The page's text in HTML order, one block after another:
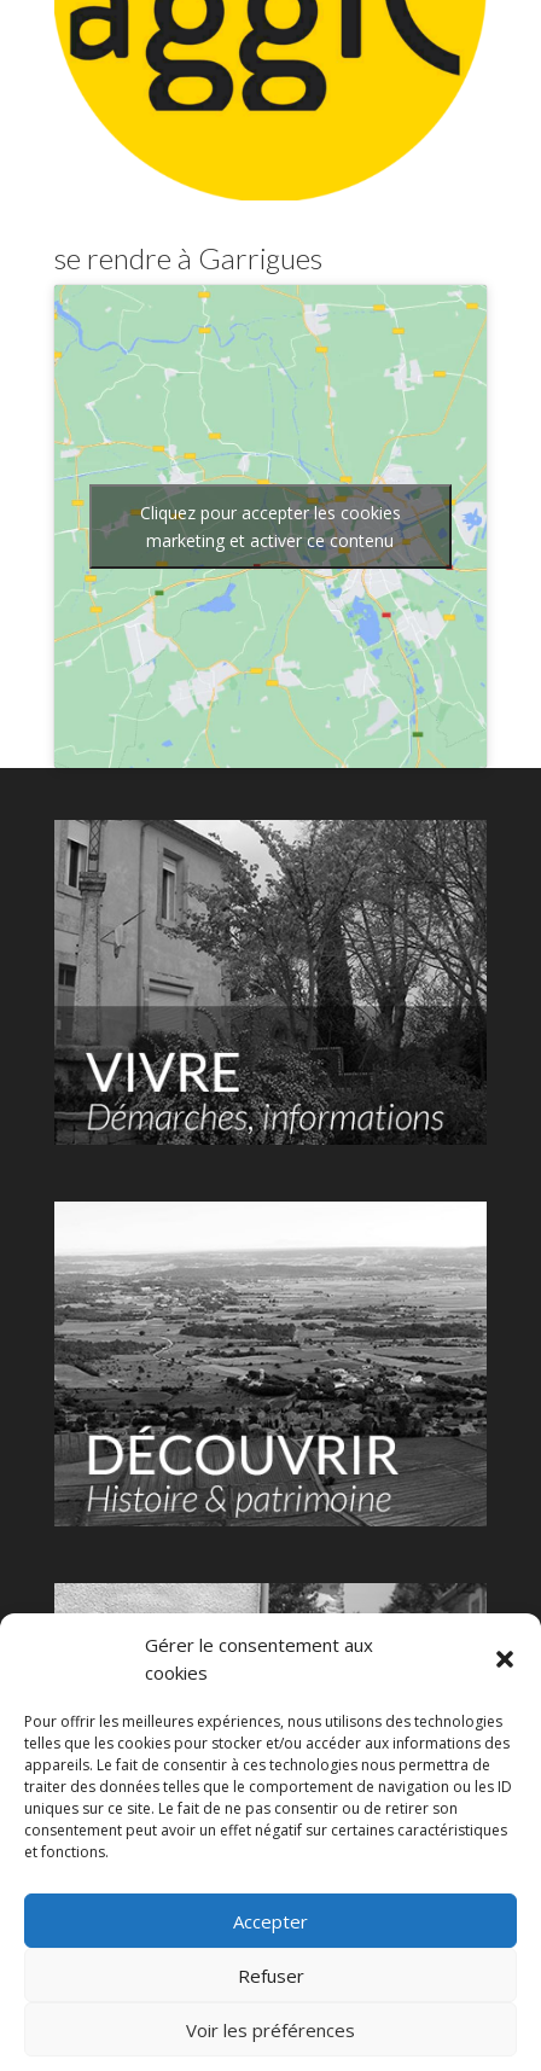
Gérer le consentement aux
cookies
Pour offrir les meilleures expériences, nous utilisons des technologies
telles que les cookies pour stocker et/ou accéder aux informations des
appareils. Le fait de consentir à ces technologies nous permettra de
traiter des données telles que le comportement de navigation ou les ID
uniques sur ce site. Le fait de ne pas consentir ou de retirer son
consentement peut avoir un effet négatif sur certaines caractéristiques
et fonctions.
Accepter
Refuser
Voir les préférences
se rendre à Garrigues
Cliquez pour accepter les cookies
marketing et activer ce contenu